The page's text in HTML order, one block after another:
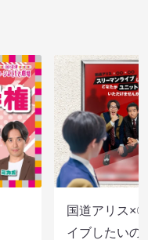
国道アリス×
イブしたいの